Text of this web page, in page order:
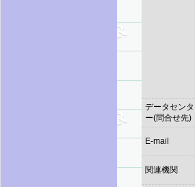
データセンタ
ー(問合せ先)
E-mail
関連機関